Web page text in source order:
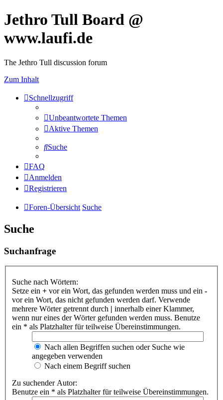
Jethro Tull Board @
www.laufi.de
The Jethro Tull discussion forum
Zum Inhalt
Schnellzugriff
Unbeantwortete Themen
Aktive Themen
Suche
FAQ
Anmelden
Registrieren
Foren-Übersicht Suche
Suche
Suchanfrage
Suche nach Wörtern:
Setze ein + vor ein Wort, das gefunden werden muss und ein -
vor ein Wort, das nicht gefunden werden darf. Verwende
mehrere Wörter getrennt durch | innerhalb einer Klammer,
wenn nur eines der Wörter gefunden werden muss. Benutze
ein * als Platzhalter für teilweise Übereinstimmungen.
Nach allen Begriffen suchen oder Suche wie
angegeben verwenden
Nach einem Begriff suchen
Zu suchender Autor:
Benutze ein * als Platzhalter für teilweise Übereinstimmungen.